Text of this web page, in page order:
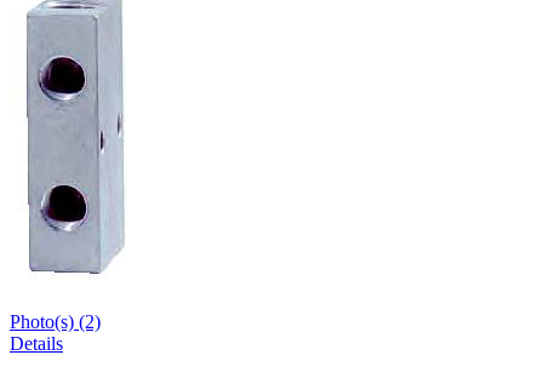
Photo(s) (2)
Details